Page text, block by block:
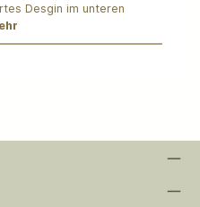
Desgin im unteren